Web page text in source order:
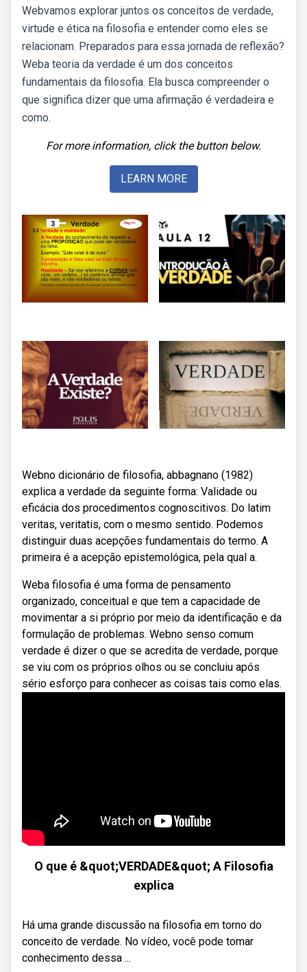
Webvamos explorar juntos os conceitos de verdade,
virtude e ética na filosofia e entender como eles se
relacionam. Preparados para essa jornada de reflexão?
Weba teoria da verdade é um dos conceitos
fundamentais da filosofia. Ela busca compreender o
que significa dizer que uma afirmação é verdadeira e
como.
For more information, click the button below.
LEARN MORE
Webno dicionário de filosofia, abbagnano (1982)
explica a verdade da seguinte forma: Validade ou
eficácia dos procedimentos cognoscitivos. Do latim
veritas, veritatis, com o mesmo sentido. Podemos
distinguir duas acepções fundamentais do termo. A
primeira é a acepção epistemológica, pela qual a.
Weba filosofia é uma forma de pensamento
organizado, conceitual e que tem a capacidade de
movimentar a si próprio por meio da identificação e da
formulação de problemas. Webno senso comum
verdade é dizer o que se acredita de verdade, porque
se viu com os próprios olhos ou se concluiu após
sério esforço para conhecer as coisas tais como elas.
O que é &quot;VERDADE&quot; A Filosofia
explica
Há uma grande discussão na filosofia em torno do
conceito de verdade. No vídeo, você pode tomar
conhecimento dessa ...